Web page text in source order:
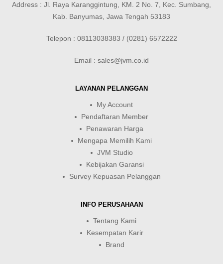
Address : Jl. Raya Karanggintung, KM. 2 No. 7, Kec. Sumbang,
Kab. Banyumas, Jawa Tengah 53183
Telepon : 08113038383 / (0281) 6572222
Email : sales@jvm.co.id
LAYANAN PELANGGAN
My Account
Pendaftaran Member
Penawaran Harga
Mengapa Memilih Kami
JVM Studio
Kebijakan Garansi
Survey Kepuasan Pelanggan
INFO PERUSAHAAN
Tentang Kami
Kesempatan Karir
Brand